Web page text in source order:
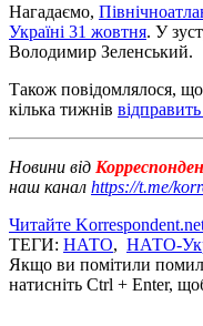
Нагадаємо,
Україні 31 жовтня. У
Володимир Зеленський.
Також повідомлялося,
кілька тижнів
Новини від
наш канал https://t.me/
Читайте
ТЕГИ: НАТО, НАТО-
Якщо ви помітили
натисніть Ctrl + Enter,